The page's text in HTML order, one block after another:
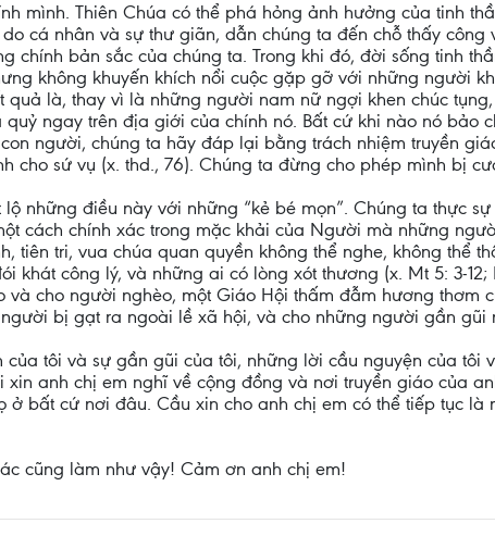
mình. Thiên Chúa có thể phá hỏng ảnh hưởng của tinh
cá nhân và sự thư giãn, dẫn chúng ta đến chỗ thấy công
chính bản sắc của chúng ta. Trong khi đó, đời sống tinh
không khuyến khích nổi cuộc gặp gỡ với những người
quả là, thay vì là những người nam nữ ngợi khen chúc
ngay trên địa giới của chính nó. Bất cứ khi nào nó bảo
người, chúng ta hãy đáp lại bằng trách nhiệm truyền
cho sứ vụ (x. thd., 76). Chúng ta đừng cho phép mình bị
những điều này với những “kẻ bé mọn”. Chúng ta thực
cách chính xác trong mặc khải của Người mà những
tiên tri, vua chúa quan quyền không thể nghe, không thể
công lý, và những ai có lòng xót thương (x. Mt 5: 3-12;
cho người nghèo, một Giáo Hội thấm đẫm hương thơm
bị gạt ra ngoài lề xã hội, và cho những người gần gũi
tôi và sự gần gũi của tôi, những lời cầu nguyện của tôi
anh chị em nghĩ về cộng đồng và nơi truyền giáo của
bất cứ nơi đâu. Cầu xin cho anh chị em có thể tiếp tục là
cũng làm như vậy! Cảm ơn anh chị em!